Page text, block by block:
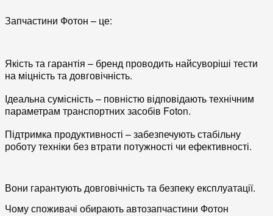
Запчастини Фотон – це:
Якість та гарантія – бренд проводить найсуворіші тести
на міцність та довговічність.
Ідеальна сумісність – повністю відповідають технічним
параметрам транспортних засобів Foton.
Підтримка продуктивності – забезпечують стабільну
роботу техніки без втрати потужності чи ефективності.
Вони гарантують довговічність та безпеку експлуатації.
Чому споживачі обирають автозапчастини Фотон